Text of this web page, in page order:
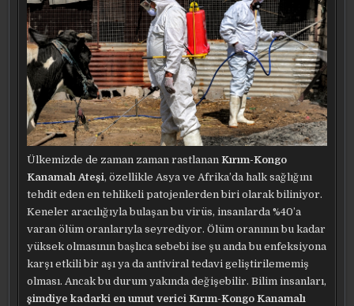
Ülkemizde de zaman zaman rastlananKırım-Kongo
Kanamalı Ateşi, özellikle Asya ve Afrika’da halk sağlığını
tehdit eden en tehlikeli patojenlerden biri olarak biliniyor.
Keneler aracılığıyla bulaşan bu virüs, insanlarda %40’a
varan ölüm oranlarıyla seyrediyor. Ölüm oranının bu kadar
yüksek olmasının başlıca sebebi ise şu anda bu enfeksiyona
karşı etkili bir aşı ya da antiviral tedavi geliştirilememiş
olması. Ancak bu durum yakında değişebilir. Bilim insanları,
şimdiye kadarki en umut verici Kırım-Kongo Kanamalı